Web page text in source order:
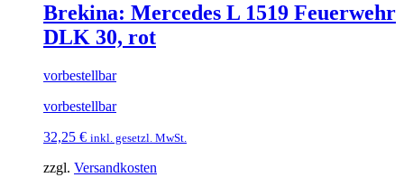
Brekina: Mercedes L 1519 Feuerwehr
DLK 30, rot
vorbestellbar
vorbestellbar
32,25 € inkl. gesetzl. MwSt.
zzgl. Versandkosten